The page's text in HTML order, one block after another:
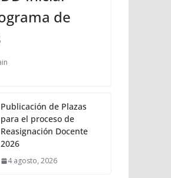
de
Publicación de Plazas
para el proceso de
Reasignación Docente
2026
4 agosto, 2026